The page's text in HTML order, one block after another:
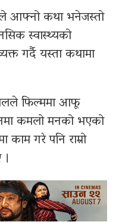
आफ्नो कथा भनेजस्तो
स्वास्थ्यको
गर्दै यस्ता कथामा
फिल्ममा आफू
कमलो मनको भएको
काम गरे पनि राम्रो